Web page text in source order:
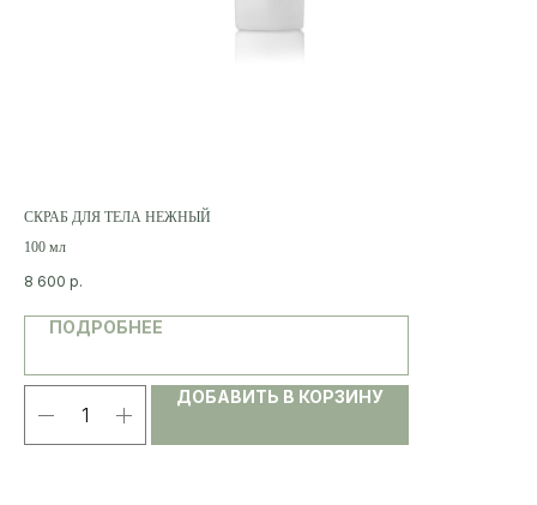
СКРАБ ДЛЯ ТЕЛА НЕЖНЫЙ
100 мл
8 600 р.
ПОДРОБНЕЕ
ДОБАВИТЬ В КОРЗИНУ